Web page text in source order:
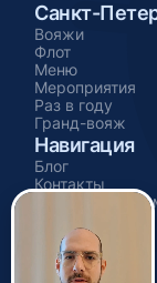
Санкт-
Вояжи
Флот
Меню
Мероприятия
Раз в году
Гранд-вояж
Навигация
Блог
Контакты
Стать
сертификаты